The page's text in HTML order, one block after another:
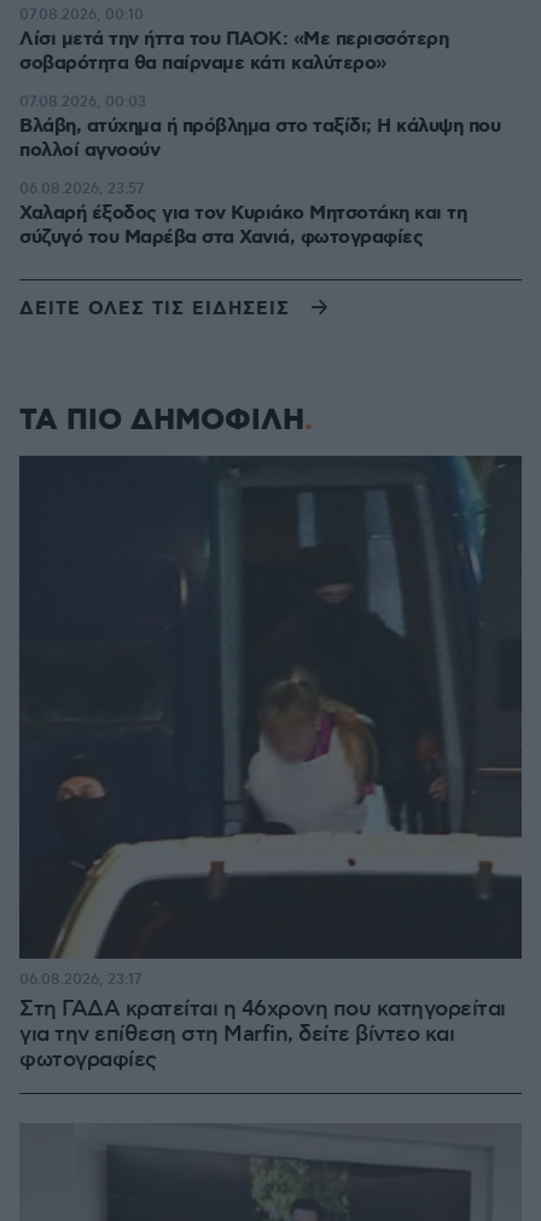
Λίσι μετά την ήττα του ΠΑΟΚ: «Με περισσότερη
σοβαρότητα θα παίρναμε κάτι καλύτερο»
07.08.2026, 00:10
Βλάβη, ατύχημα ή πρόβλημα στο ταξίδι; Η κάλυψη που
πολλοί αγνοούν
07.08.2026, 00:03
Χαλαρή έξοδος για τον Κυριάκο Μητσοτάκη και τη
σύζυγό του Μαρέβα στα Χανιά, φωτογραφίες
06.08.2026, 23:57
ΔΕΙΤΕ ΟΛΕΣ ΤΙΣ ΕΙΔΗΣΕΙΣ
ΤΑ ΠΙΟ ΔΗΜΟΦΙΛΗ
Στη ΓΑΔΑ κρατείται η 46χρονη που κατηγορείται
για την επίθεση στη Marfin, δείτε βίντεο και
φωτογραφίες
06.08.2026, 23:17